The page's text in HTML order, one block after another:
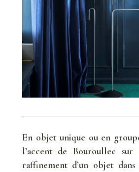
En objet unique ou en
l’accent de Bouroullec sur
raffinement d’un objet